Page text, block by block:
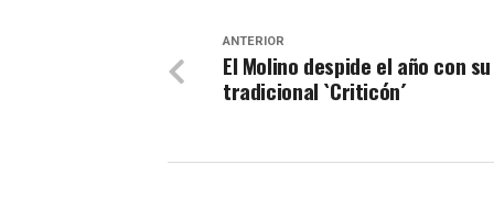
ANTERIOR
El Molino despide el año con su
tradicional `Criticón´